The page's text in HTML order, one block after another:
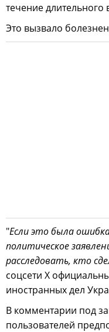
течение длительного
Это вызвало
"Если это была
политическое
расследовать, кто
соцсети X
иностранных дел
В комментарии под
пользователей